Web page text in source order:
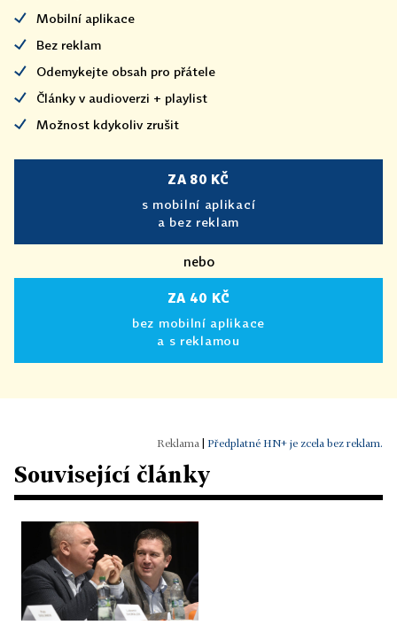
Mobilní aplikace
Bez reklam
Odemykejte obsah pro přátele
Články v audioverzi + playlist
Možnost kdykoliv zrušit
ZA 80 KČ
s mobilní aplikací
a bez reklam
nebo
ZA 40 KČ
bez mobilní aplikace
a s reklamou
| Předplatné HN+ je zcela bez reklam.
Související články